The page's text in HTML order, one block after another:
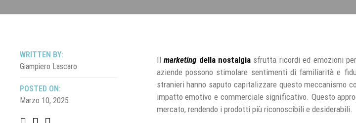
Ilmarketing della nostalgia sfrutta ricordi ed emozioni
aziende possono stimolare sentimenti di familiarità e
stranieri hanno saputo capitalizzare questo meccanismo
impatto emotivo e commerciale significativo. Questo
mercato, rendendo i prodotti più riconoscibili e desiderabili.
WRITTEN BY:
Giampiero Lascaro
POSTED ON:
Marzo 10, 2025